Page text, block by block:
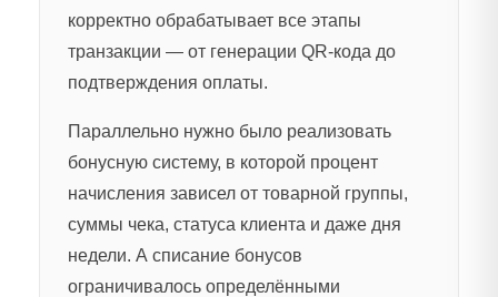
корректно обрабатывает все этапы
транзакции — от генерации QR-кода до
подтверждения оплаты.
Параллельно нужно было реализовать
бонусную систему, в которой процент
начисления зависел от товарной группы,
суммы чека, статуса клиента и даже дня
недели. А списание бонусов
ограничивалось определёнными